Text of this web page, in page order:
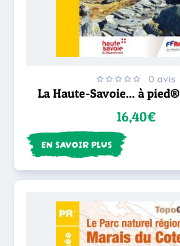
0 avis
La Haute-Savoie... à pied®
16,40€
EN SAVOIR PLUS